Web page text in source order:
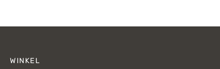
WINKEL